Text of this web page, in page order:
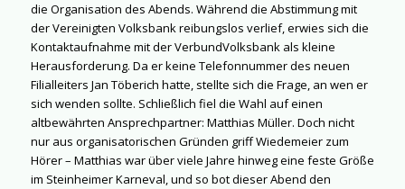
die Organisation des Abends. Während die Abstimmung mit
der Vereinigten Volksbank reibungslos verlief, erwies sich die
Kontaktaufnahme mit der VerbundVolksbank als kleine
Herausforderung. Da er keine Telefonnummer des neuen
Filialleiters Jan Töberich hatte, stellte sich die Frage, an wen er
sich wenden sollte. Schließlich fiel die Wahl auf einen
altbewährten Ansprechpartner: Matthias Müller. Doch nicht
nur aus organisatorischen Gründen griff Wiedemeier zum
Hörer – Matthias war über viele Jahre hinweg eine feste Größe
im Steinheimer Karneval, und so bot dieser Abend den